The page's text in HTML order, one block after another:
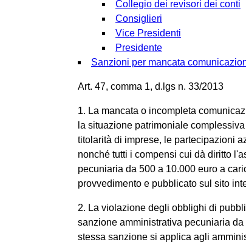
Collegio dei revisori dei conti
Consiglieri
Vice Presidenti
Presidente
Sanzioni per mancata
Art. 47, comma 1, d.lgs n. 33/2013
1. La mancata o incompleta
la situazione patrimoniale
titolarità di imprese, le partecipazioni
nonché tutti i compensi cui dà diritto
pecuniaria da 500 a 10.000 euro a
provvedimento e pubblicato sul sito
2. La violazione degli obblighi di
sanzione amministrativa pecuniaria
stessa sanzione si applica agli